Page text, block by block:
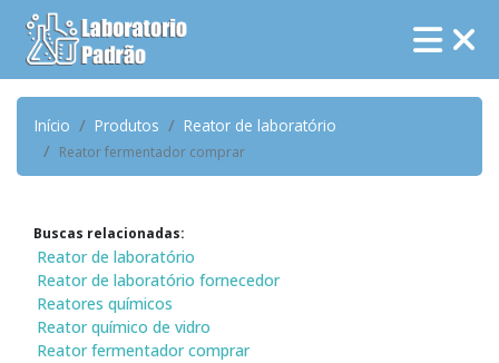
Início Produtos Reator de laboratório
Reator fermentador comprar
Buscas relacionadas:
Reator de laboratório
Reator de laboratório fornecedor
Reatores químicos
Reator químico de vidro
Reator fermentador comprar